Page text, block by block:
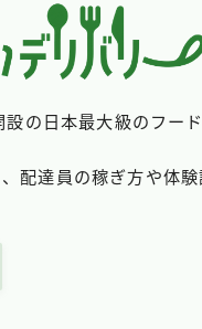
の日本最大級のフー
配達員の稼ぎ方や体